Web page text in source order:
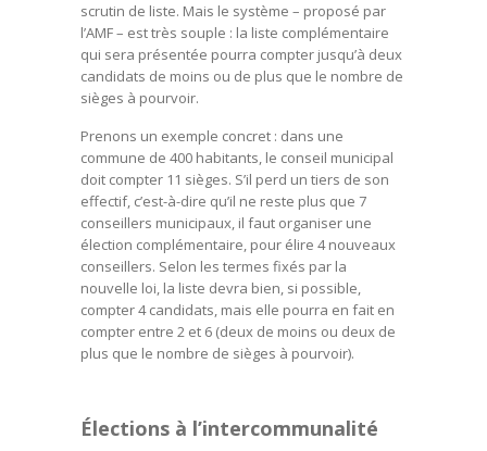
scrutin de liste. Mais le système – proposé par
l’AMF – est très souple : la liste complémentaire
qui sera présentée pourra compter jusqu’à deux
candidats de moins ou de plus que le nombre de
sièges à pourvoir.
Prenons un exemple concret : dans une
commune de 400 habitants, le conseil municipal
doit compter 11 sièges. S’il perd un tiers de son
effectif, c’est-à-dire qu’il ne reste plus que 7
conseillers municipaux, il faut organiser une
élection complémentaire, pour élire 4 nouveaux
conseillers. Selon les termes fixés par la
nouvelle loi, la liste devra bien, si possible,
compter 4 candidats, mais elle pourra en fait en
compter entre 2 et 6 (deux de moins ou deux de
plus que le nombre de sièges à pourvoir).
Élections à l’intercommunalité